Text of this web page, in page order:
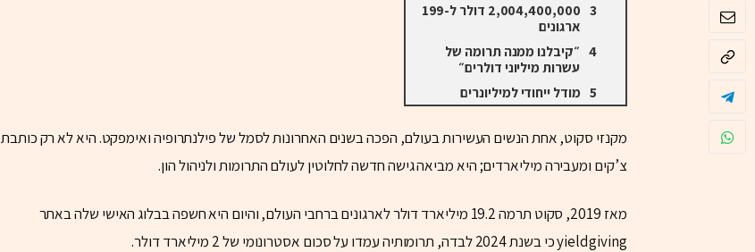
2,004,400,000 דולר ל-199
ארגונים
״קיבלנו ממנה תרומה של
עשרות מיליוני דולרים״
מודל ייחודי למיליונרים
מקנזי סקוט, אחת הנשים העשירות בעולם, הפכה בשנים האחרונות לסמל של פילנתרופיה ואימפקט. היא לא רק כותבת
צ’קים ומעבירה מיליארדים; היא מביאה גישה חדשה לחלוטין לעולם התרומות ולניהול הון.
מאז 2019, סקוט תרמה 19.2 מיליארד דולר לארגונים ברחבי העולם, והיום היא חשפה בבלוג האישי שלה באתר
yieldgiving כי בשנת 2024 לבדה, תרומותיה עמדו על סכום אסטרונומי של 2 מיליארד דולר.